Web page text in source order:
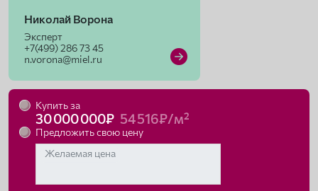
Николай Ворона
Эксперт
+7(499) 286 73 45
n.vorona@miel.ru
Купить за
30 000 000₽ 54 516₽/м²
Предложить свою цену
Желаемая цена